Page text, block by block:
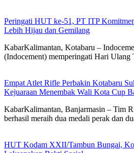
Peringati HUT ke-51, PT ITP
Lebih Hijau dan Gemilang
KabarKalimantan, Kotabaru –
(Indocement) memperingati Hari
Empat Atlet Rifle Perbakin Kotabaru
Kejuaraan Menembak Wali Kota Cup
KabarKalimantan, Banjarmasin – Tim
berhasil meraih dua medali perak dan
HUT Kodam XXII/Tambun Bungai,